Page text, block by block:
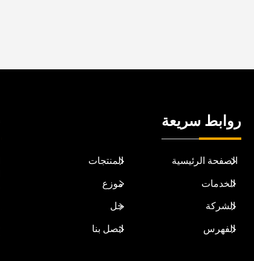
روابط سريعة
الصفحة الرئيسية
المنتجات
الخدمات
موزع
الشركة
حل
الفهرس
اتصل بنا